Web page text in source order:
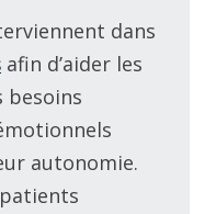
dans
afin d’aider les
besoins
autonomie.